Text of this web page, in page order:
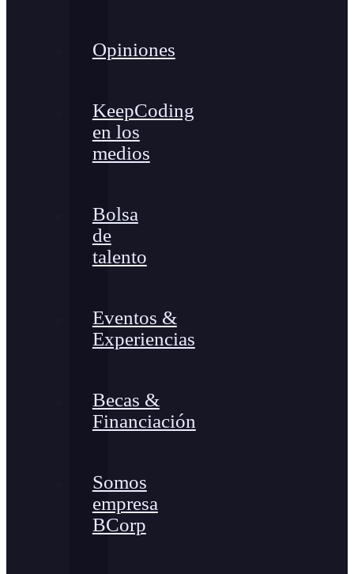
Opiniones
KeepCoding
en los
medios
Bolsa
de
talento
Eventos &
Experiencias
Becas &
Financiación
Somos
empresa
BCorp